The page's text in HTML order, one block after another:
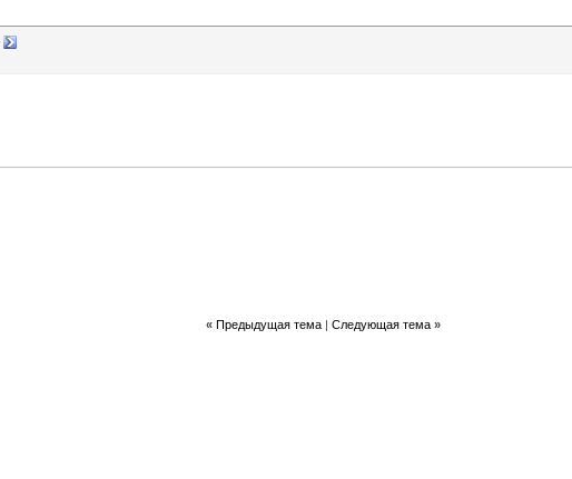
« Предыдущая тема| Следующая тема »